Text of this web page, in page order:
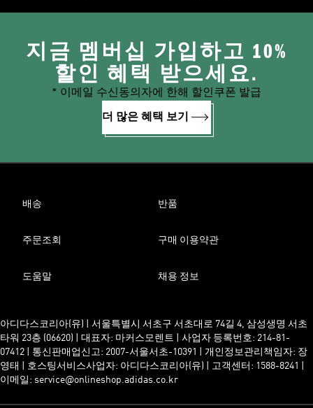
지금 멤버십 가입하고 10%
할인 혜택 받으세요.
* 이메일 수신동의자에 한해 할인쿠폰 발급
더 많은 혜택 보기
배송 반품
주문조회 구매 이용약관
도움말 채용 정보
아디다스코리아(유) | 서울특별시 서초구 서초대로 74길 4, 삼성생명 서초
타워 23층 (06620) | 대표자: 마커스모렌트 | 사업자 등록번호: 214-81-
07412 | 통신판매업신고: 2007-서울서초-10391 | 개인정보관리책임자: 장
영태 | 호스팅서비스사업자: 아디다스코리아(유) | 고객센터: 1588-8241 |
이메일: service@onlineshop.adidas.co.kr